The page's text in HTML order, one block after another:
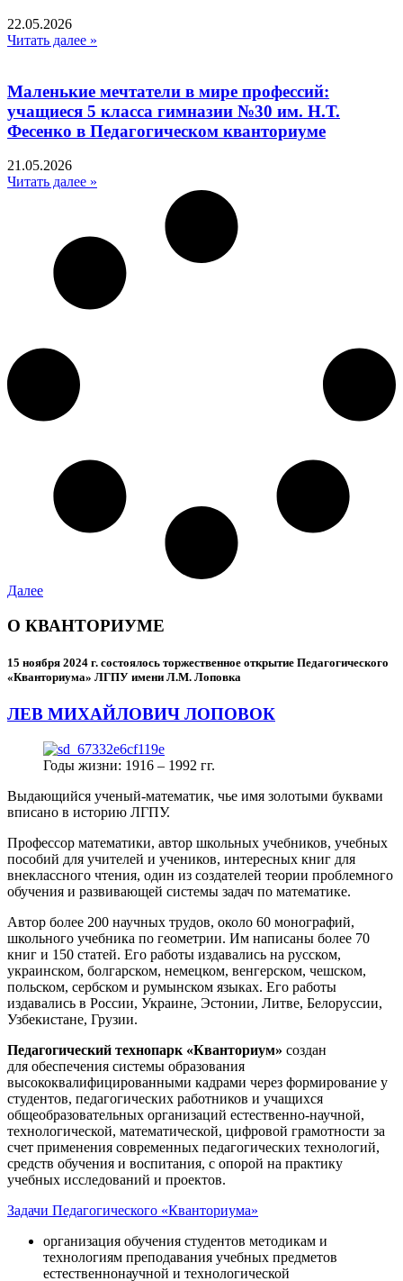
22.05.2026
Читать далее »
Маленькие мечтатели в мире профессий:
учащиеся 5 класса гимназии №30 им. Н.Т.
Фесенко в Педагогическом кванториуме
21.05.2026
Читать далее »
Далее
О КВАНТОРИУМЕ
15 ноября 2024 г. состоялось торжественное открытие Педагогического
«Кванториума» ЛГПУ имени Л.М. Лоповка
ЛЕВ МИХАЙЛОВИЧ ЛОПОВОК
Годы жизни: 1916 – 1992 гг.
Выдающийся ученый-математик, чье имя золотыми буквами
вписано в историю ЛГПУ.
Профессор математики, автор школьных учебников, учебных
пособий для учителей и учеников, интересных книг для
внеклассного чтения, один из создателей теории проблемного
обучения и развивающей системы задач по математике.
Автор более 200 научных трудов, около 60 монографий,
школьного учебника по геометрии. Им написаны более 70
книг и 150 статей. Его работы издавались на русском,
украинском, болгарском, немецком, венгерском, чешском,
польском, сербском и румынском языках. Его работы
издавались в России, Украине, Эстонии, Литве, Белоруссии,
Узбекистане, Грузии.
Педагогический технопарк «Кванториум» создан
для обеспечения системы образования
высококвалифицированными кадрами через формирование у
студентов, педагогических работников и учащихся
общеобразовательных организаций естественно-научной,
технологической, математической, цифровой грамотности за
счет применения современных педагогических технологий,
средств обучения и воспитания, с опорой на практику
учебных исследований и проектов.
Задачи Педагогического «Кванториума»
организация обучения студентов методикам и
технологиям преподавания учебных предметов
естественнонаучной и технологической